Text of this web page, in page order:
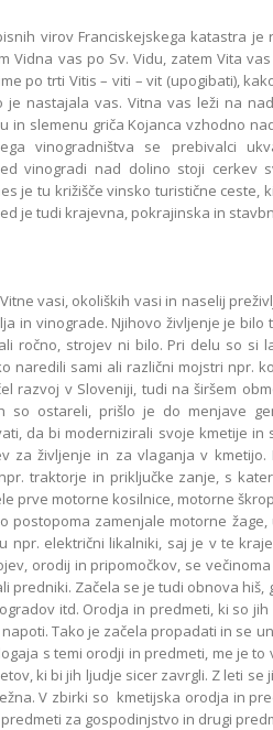
virov Franciskejskega katastra
Vidna vas po Sv. Vidu, zatem Vita
po trti Vitis – viti – vit (upogibati),
nastajala vas. Vitna vas leži na
in slemenu griča Kojanca vzhodno
vinogradništva se prebivalci
vinogradi nad dolino stoji cerkev
je tu križišče vinsko turistične ceste,
je tudi krajevna, pokrajinska in
vasi, okoliških vasi in naselij
in vinograde. Njihovo življenje je bilo
ročno, strojev ni bilo. Pri delu so si
naredili sami ali različni mojstri npr.
razvoj v Sloveniji, tudi na širšem
so ostareli, prišlo je do menjave
da bi modernizirali svoje kmetije in
za življenje in za vlaganja v kmetijo.
traktorje in priključke zanje, s
prve motorne kosilnice, motorne
postopoma zamenjale motorne
npr. električni likalniki, saj je v te
orodij in pripomočkov, se
predniki. Začela se je tudi obnova
itd. Orodja in predmeti, ki so
Tako je začela propadati in se
s temi orodji in predmeti, me je
ki bi jih ljudje sicer zavrgli. Z leti se
V zbirki so kmetijska orodja in
za gospodinjstvo in drugi